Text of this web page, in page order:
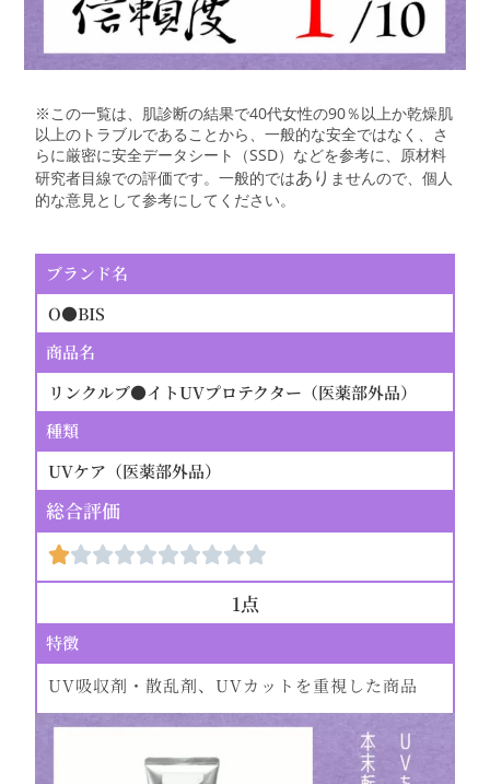
※この一覧は、肌診断の結果で40代女性の90％以上か乾燥肌
以上のトラブルであることから、一般的な安全ではなく、さ
らに厳密に安全データシート（SSD）などを参考に、原材料
研究者目線での評価です。一般的ではあり ませんので、個人
的な意見として参考にしてください。
ブランド名
O●BIS
商品名
リンクルブ●イトUVプロテクター（医薬部外品）
種類
UVケア（医薬部外品）
総合評価
1点
特徴
UV吸収剤・散乱剤、UVカットを重視した商品